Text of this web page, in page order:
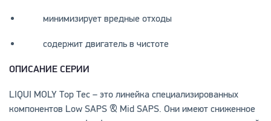
минимизирует вредные отходы
содержит двигатель в чистоте
ОПИСАНИЕ СЕРИИ
LIQUI MOLY Тор Тес – это линейка специализированных
компонентов Low SAPS & Mid SAPS. Они имеют сниженное